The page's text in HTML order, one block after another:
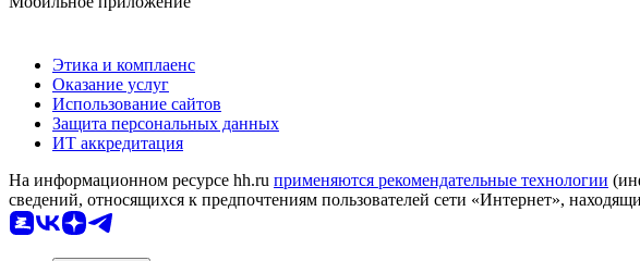
Этика и комплаенс
Оказание услуг
Использование сайтов
Защита персональных данных
ИТ аккредитация
На информационном ресурсе hh.ru применяются рекомендательные технологии
сведений, относящихся к предпочтениям пользователей сети «Интернет»,